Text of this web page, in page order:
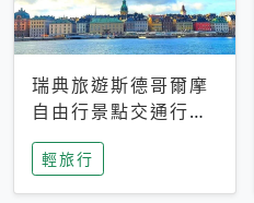
瑞典旅遊斯德哥爾摩
自由行景點交通行程
花費省錢攻略 90天
玩12國亞歐洲自由行
花費24萬
輕旅行